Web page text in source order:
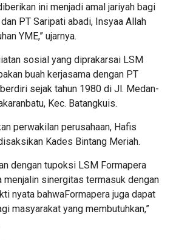
ini menjadi amal jariyah bagi
PT Saripati abadi, Insyaa Allah
YME,” ujarnya.
sosial yang diprakarsai LSM
buah kerjasama dengan PT
sejak tahun 1980 di Jl. Medan-
Kec. Batangkuis.
perwakilan perusahaan, Hafis
Kades Bintang Meriah.
dengan tupoksi LSM Formapera
menjalin sinergitas termasuk dengan
nyata bahwaFormapera juga dapat
masyarakat yang membutuhkan,”